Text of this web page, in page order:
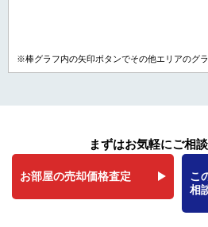
※棒グラフ内の矢印ボタンでその他エリアのグ
まずはお気軽にご相
お部屋の売却価格査定
こ
相